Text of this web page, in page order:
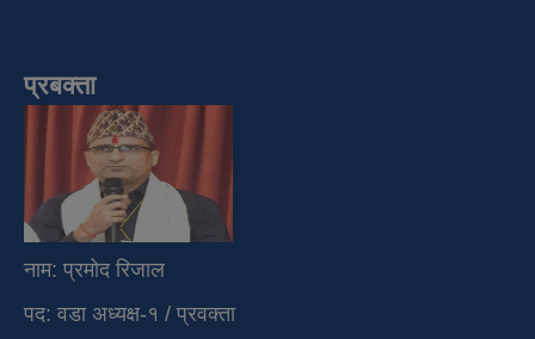
प्रबक्ता
नाम: प्रमोद रिजाल
पद: वडा अध्यक्ष-१ / प्रवक्ता